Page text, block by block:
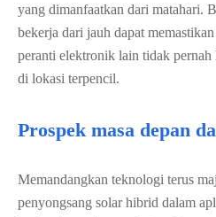
yang dimanfaatkan dari matahari.
bekerja dari jauh dapat
peranti elektronik lain tidak pernah
di lokasi terpencil.
Prospek masa depan
Memandangkan teknologi terus
penyongsang solar hibrid dalam